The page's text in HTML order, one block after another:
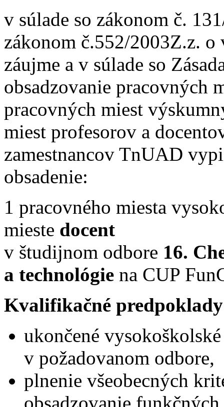
v súlade so zákonom č.
zákonom č.552/2003Z.z.
záujme a v súlade so
obsadzovanie pracovných
pracovných miest
miest profesorov a
zamestnancov TnUAD
obsadenie:
1 pracovného miesta
mieste docent
v študijnom odbore 16.
a technológie na CUP
Kvalifikačné
ukončené
v požadovanom odbore,
plnenie všeobecných
obsadzovanie